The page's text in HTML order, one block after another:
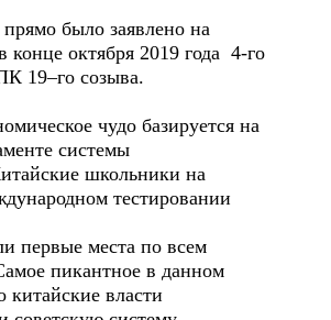
было заявлено на
октября 2019 года 4-го
19–го созыва.
чудо базируется на
системы
школьники на
тестировании
первые места по всем
пикантное в данном
власти